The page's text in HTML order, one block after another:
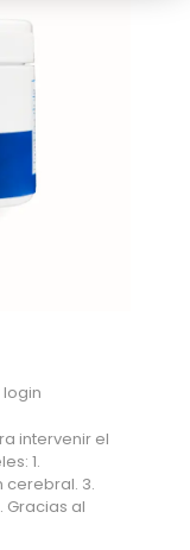
intervenir el
1.
cerebral. 3.
al